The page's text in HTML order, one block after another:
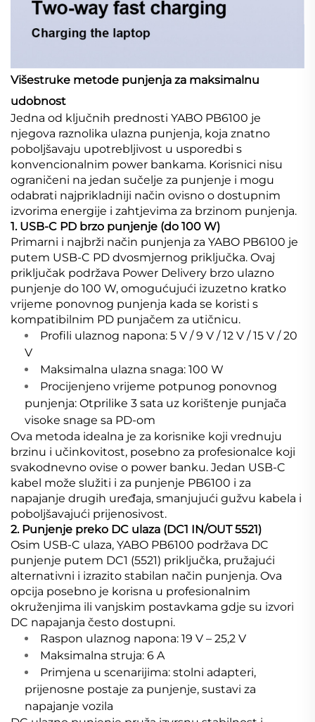
Višestruke metode punjenja za maksimalnu
udobnost
Jedna od ključnih prednosti YABO PB6100 je
njegova raznolika ulazna punjenja, koja znatno
poboljšavaju upotrebljivost u usporedbi s
konvencionalnim power bankama. Korisnici nisu
ograničeni na jedan sučelje za punjenje i mogu
odabrati najprikladniji način ovisno o dostupnim
izvorima energije i zahtjevima za brzinom punjenja.
1. USB-C PD brzo punjenje (do 100 W)
Primarni i najbrži način punjenja za YABO PB6100 je
putem USB-C PD dvosmjernog priključka. Ovaj
priključak podržava Power Delivery brzo ulazno
punjenje do 100 W, omogućujući izuzetno kratko
vrijeme ponovnog punjenja kada se koristi s
kompatibilnim PD punjačem za utičnicu.
Profili ulaznog napona: 5 V / 9 V / 12 V / 15 V / 20
V
Maksimalna ulazna snaga: 100 W
Procijenjeno vrijeme potpunog ponovnog
punjenja: Otprilike 3 sata uz korištenje punjača
visoke snage sa PD-om
Ova metoda idealna je za korisnike koji vrednuju
brzinu i učinkovitost, posebno za profesionalce koji
svakodnevno ovise o power banku. Jedan USB-C
kabel može služiti i za punjenje PB6100 i za
napajanje drugih uređaja, smanjujući gužvu kabela i
poboljšavajući prijenosivost.
2. Punjenje preko DC ulaza (DC1 IN/OUT 5521)
Osim USB-C ulaza, YABO PB6100 podržava DC
punjenje putem DC1 (5521) priključka, pružajući
alternativni i izrazito stabilan način punjenja. Ova
opcija posebno je korisna u profesionalnim
okruženjima ili vanjskim postavkama gdje su izvori
DC napajanja često dostupni.
Raspon ulaznog napona: 19 V – 25,2 V
Maksimalna struja: 6 A
Primjena u scenarijima: stolni adapteri,
prijenosne postaje za punjenje, sustavi za
napajanje vozila